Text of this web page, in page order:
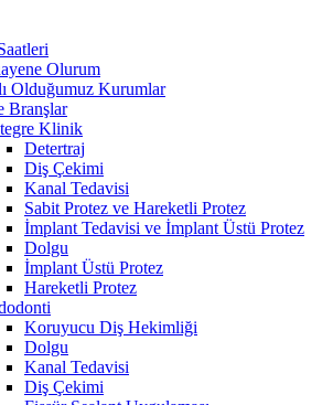
Olurum
Olduğumuz Kurumlar
Branşlar
Klinik
Detertraj
Diş Çekimi
Kanal Tedavisi
Sabit Protez ve Hareketli Protez
İmplant Tedavisi ve İmplant Üstü Protez
Dolgu
İmplant Üstü Protez
Hareketli Protez
Koruyucu Diş Hekimliği
Dolgu
Kanal Tedavisi
Diş Çekimi